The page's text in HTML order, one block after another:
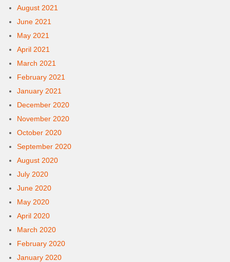
August 2021
June 2021
May 2021
April 2021
March 2021
February 2021
January 2021
December 2020
November 2020
October 2020
September 2020
August 2020
July 2020
June 2020
May 2020
April 2020
March 2020
February 2020
January 2020